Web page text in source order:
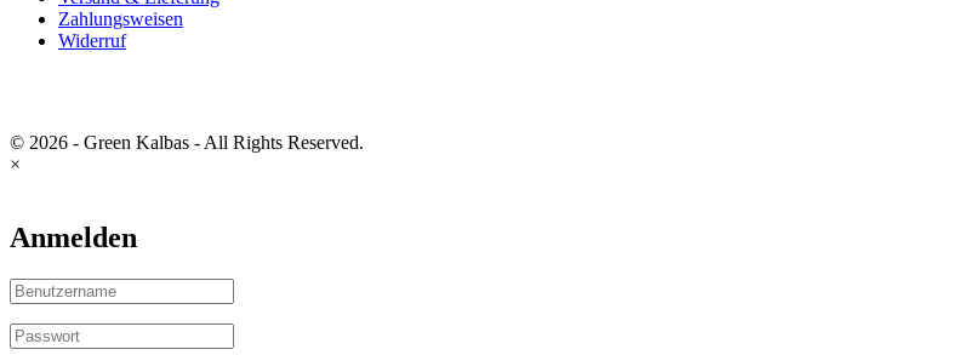
Zahlungsweisen
Widerruf
© 2026 - Green Kalbas - All Rights Reserved.
×
Anmelden